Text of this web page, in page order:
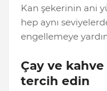
Kan şekerinin ani
hep aynı
engellemeye
Çay ve
tercih edin